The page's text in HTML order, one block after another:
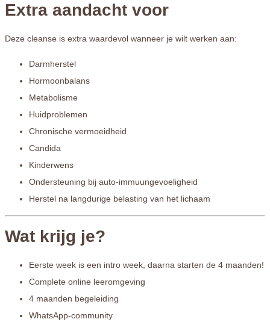
Extra aandacht voor
Deze cleanse is extra waardevol wanneer je wilt werken aan:
Darmherstel
Hormoonbalans
Metabolisme
Huidproblemen
Chronische vermoeidheid
Candida
Kinderwens
Ondersteuning bij auto-immuungevoeligheid
Herstel na langdurige belasting van het lichaam
Wat krijg je?
Eerste week is een intro week, daarna starten de 4 maanden!
Complete online leeromgeving
4 maanden begeleiding
WhatsApp-community